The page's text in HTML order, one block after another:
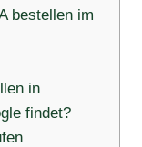
bestellen im
in
findet?